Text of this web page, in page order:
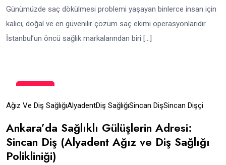
Günümüzde saç dökülmesi problemi yaşayan binlerce insan için
kalıcı, doğal ve en güvenilir çözüm saç ekimi operasyonlarıdır.
İstanbul’un öncü sağlık markalarından biri […]
Haz
Ağız Ve Diş SağlığıAlyadentDiş SağlığıSincan DişSincan Dişçi
Ankara’da Sağlıklı Gülüşlerin Adresi:
Sincan Diş (Alyadent Ağız ve Diş Sağlığı
Polikliniği)